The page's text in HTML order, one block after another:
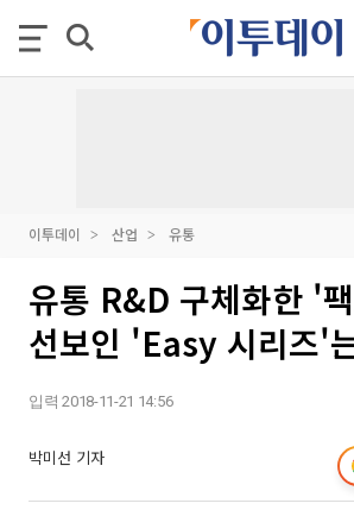
이투데이 산업 유통
유통 R&D 구체화한 '
선보인 'Easy 시리즈'
입력 2018-11-21 14:56
박미선 기자